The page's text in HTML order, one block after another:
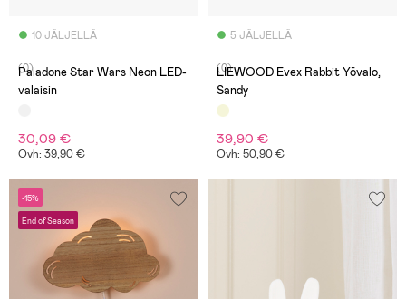
10 JÄLJELLÄ
(0)
Paladone Star Wars Neon LED-
valaisin
30,09 €
Ovh: 39,90 €
5 JÄLJELLÄ
(0)
LIEWOOD Evex Rabbit Yövalo,
Sandy
39,90 €
Ovh: 50,90 €
-15%
End of Season